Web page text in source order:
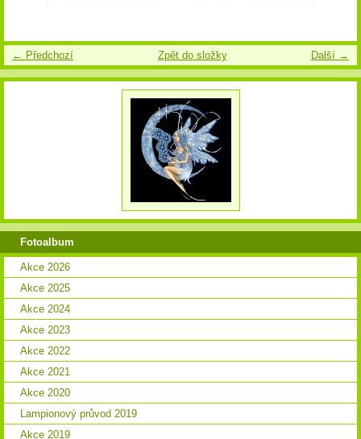
← Předchozí Další →
Zpět do složky
Fotoalbum
Akce 2026
Akce 2025
Akce 2024
Akce 2023
Akce 2022
Akce 2021
Akce 2020
Lampionový průvod 2019
Akce 2019